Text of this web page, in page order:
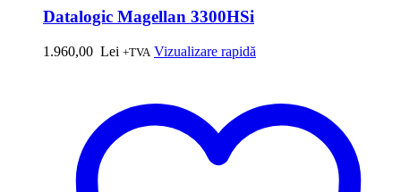
Datalogic Magellan 3300HSi
1.960,00 Lei +TVA Vizualizare rapidă